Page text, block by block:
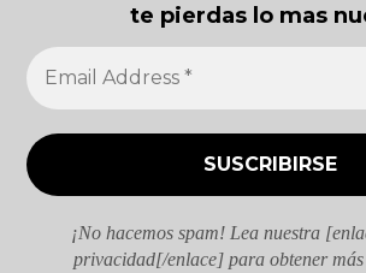
te pierdas lo mas
¡No hacemos spam! Lea nuestra
privacidad[/enlace] para obtener